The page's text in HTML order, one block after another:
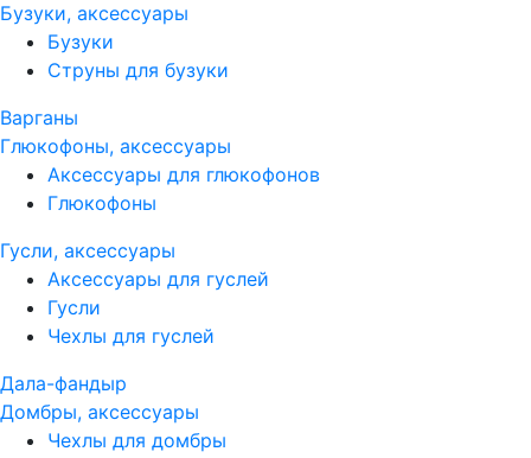
Бузуки, аксессуары
Бузуки
Струны для бузуки
Варганы
Глюкофоны, аксессуары
Аксессуары для глюкофонов
Глюкофоны
Гусли, аксессуары
Аксессуары для гуслей
Гусли
Чехлы для гуслей
Дала-фандыр
Домбры, аксессуары
Чехлы для домбры